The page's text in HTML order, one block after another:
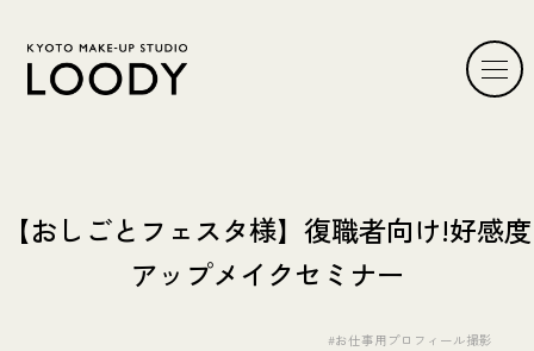
【おしごとフェスタ様】復職者向け!好感度
アップメイクセミナー
#お仕事用プロフィール撮影